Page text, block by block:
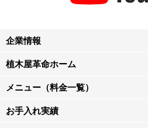
企業情報
植木屋革命ホーム
メニュー（料金一覧）
お手入れ実績